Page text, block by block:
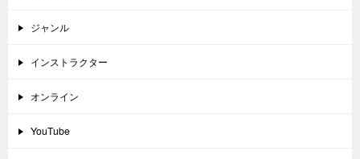
ジャンル
インストラクター
オンライン
YouTube